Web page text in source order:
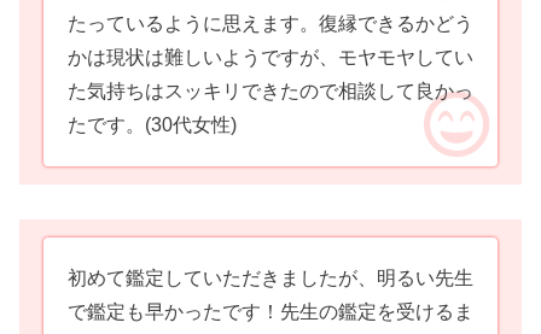
たっているように思えます。復縁できるかどう
かは現状は難しいようですが、モヤモヤしてい
た気持ちはスッキリできたので相談して良かっ
たです。 (30代女性)
初めて鑑定していただきましたが、明るい先生
で鑑定も早かったです！先生の鑑定を受けるま